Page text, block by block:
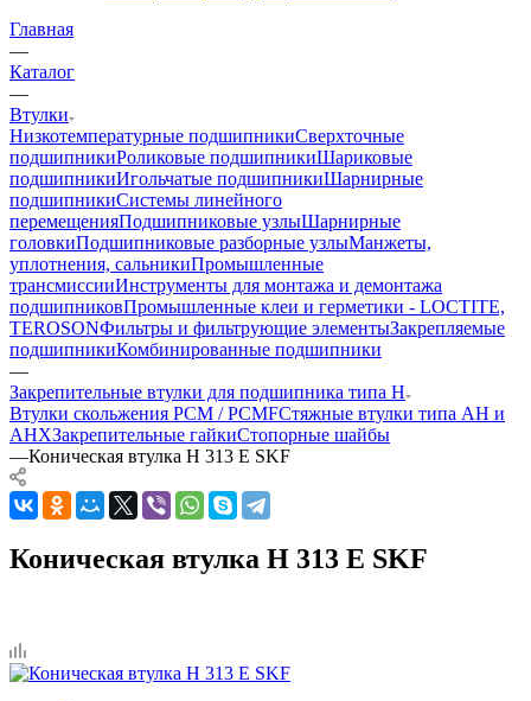
Главная
—
Каталог
—
Втулки
Низкотемпературные подшипникиСверхточные
подшипникиРоликовые подшипникиШариковые
подшипникиИгольчатые подшипникиШарнирные
подшипникиСистемы линейного
перемещенияПодшипниковые узлыШарнирные
головкиПодшипниковые разборные узлыМанжеты,
уплотнения, сальникиПромышленные
трансмиссииИнструменты для монтажа и демонтажа
подшипниковПромышленные клеи и герметики - LOCTITE,
TEROSONФильтры и фильтрующие элементыЗакрепляемые
подшипникиКомбинированные подшипники
—
Закрепительные втулки для подшипника типа H
Втулки скольжения PCM / PCMFСтяжные втулки типа AH и
AHXЗакрепительные гайкиСтопорные шайбы
—Коническая втулка H 313 E SKF
Коническая втулка H 313 E SKF